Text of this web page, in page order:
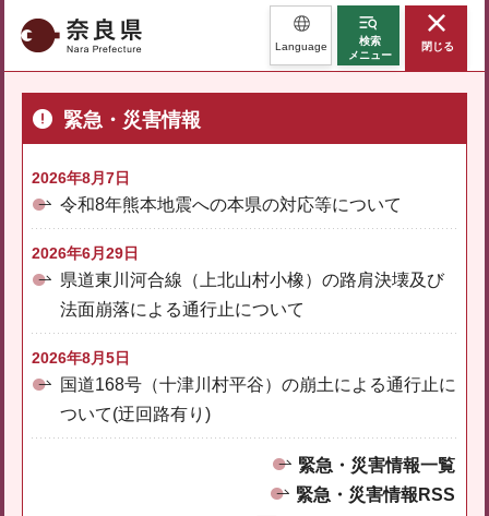
奈良県 Language
検索
メニュー
閉じる
緊急・災害情報
2026年8月7日
令和8年熊本地震への本県の対応等について
2026年6月29日
県道東川河合線（上北山村小橡）の路肩決壊及び
法面崩落による通行止について
2026年8月5日
国道168号（十津川村平谷）の崩土による通行止に
ついて(迂回路有り)
緊急・災害情報一覧
緊急・災害情報RSS